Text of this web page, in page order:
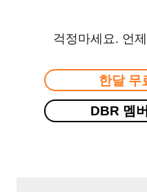
걱정마세요. 언
한달 무
DBR 멤